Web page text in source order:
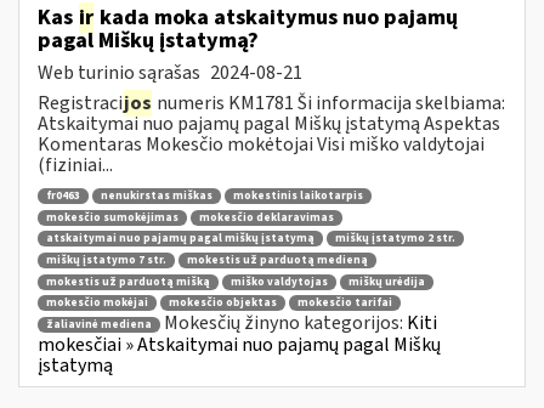
Kas ir kada moka atskaitymus nuo pajamų
pagal Miškų įstatymą?
Web turinio sąrašas 2024-08-21
Registracijos numeris KM1781 Ši informacija skelbiama:
Atskaitymai nuo pajamų pagal Miškų įstatymą Aspektas
Komentaras Mokesčio mokėtojai Visi miško valdytojai
(fiziniai...
fr0463 nenukirstas miškas
mokestinis laikotarpis
mokesčio sumokėjimas
mokesčio deklaravimas
atskaitymai nuo pajamų pagal miškų įstatymą
miškų įstatymo 2 str.
miškų įstatymo 7 str.
mokestis už parduotą medieną
mokestis už parduotą mišką
miško valdytojas
miškų urėdija
mokesčio mokėjai
mokesčio objektas
mokesčio tarifai
žaliavinė mediena
Mokesčių žinyno kategorijos: Kiti
mokesčiai » Atskaitymai nuo pajamų pagal Miškų
įstatymą